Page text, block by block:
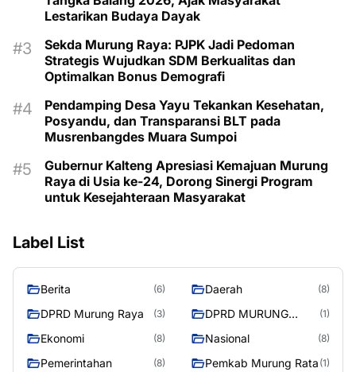
Lestarikan Budaya Dayak
Sekda Murung Raya: PJPK Jadi Pedoman
Strategis Wujudkan SDM Berkualitas dan
Optimalkan Bonus Demografi
Pendamping Desa Yayu Tekankan Kesehatan,
Posyandu, dan Transparansi BLT pada
Musrenbangdes Muara Sumpoi
Gubernur Kalteng Apresiasi Kemajuan Murung
Raya di Usia ke-24, Dorong Sinergi Program
untuk Kesejahteraan Masyarakat
Label List
Berita (6) Daerah (8)
DPRD Murung Raya (3)
DPRD MURUNG
(1)
Ekonomi (8) Nasional (8)
Pemerintahan (8) Pemkab Murung Rata (1)